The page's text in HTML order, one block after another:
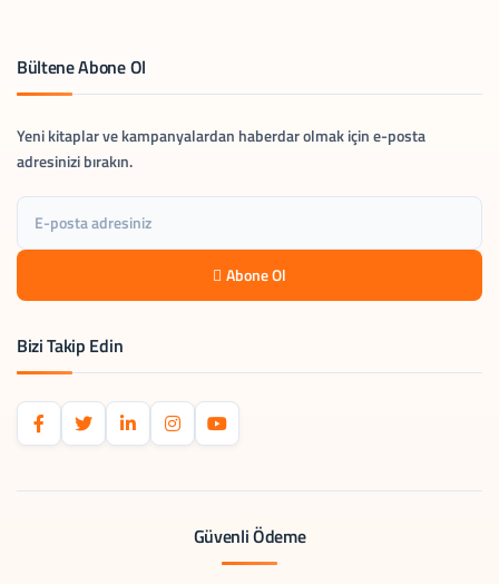
Bültene Abone Ol
Yeni kitaplar ve kampanyalardan haberdar olmak için e-posta
adresinizi bırakın.
Abone Ol
Bizi Takip Edin
Güvenli Ödeme